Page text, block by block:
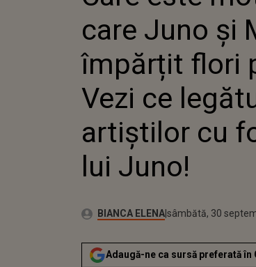
care Juno și
împărțit flori
Vezi ce
artiștilor cu
lui Juno!
Autor:BIANCA ELENAPublicat:
vineri, 30
Actualizat:
sâmbătă, 30
Adaugă-ne ca sursă preferată în